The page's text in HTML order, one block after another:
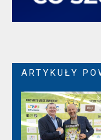
ARTYKUŁY